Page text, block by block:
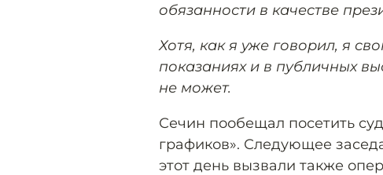
обязанности в качестве
Хотя, как я уже говорил, я
показаниях и в публичных
не может.
Сечин пообещал посетить
графиков». Следующее
этот день вызвали также